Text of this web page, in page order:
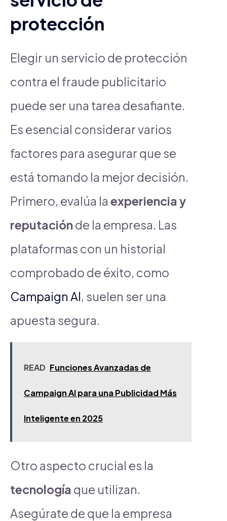
protección
Elegir un servicio de protección
contra el fraude publicitario
puede ser una tarea desafiante.
Es esencial considerar varios
factores para asegurar que se
está tomando la mejor decisión.
Primero, evalúa la experiencia y
reputación de la empresa. Las
plataformas con un historial
comprobado de éxito, como
Campaign AI, suelen ser una
apuesta segura.
READ Funciones Avanzadas de
Campaign AI para una Publicidad Más
Inteligente en 2025
Otro aspecto crucial es la
tecnología que utilizan.
Asegúrate de que la empresa